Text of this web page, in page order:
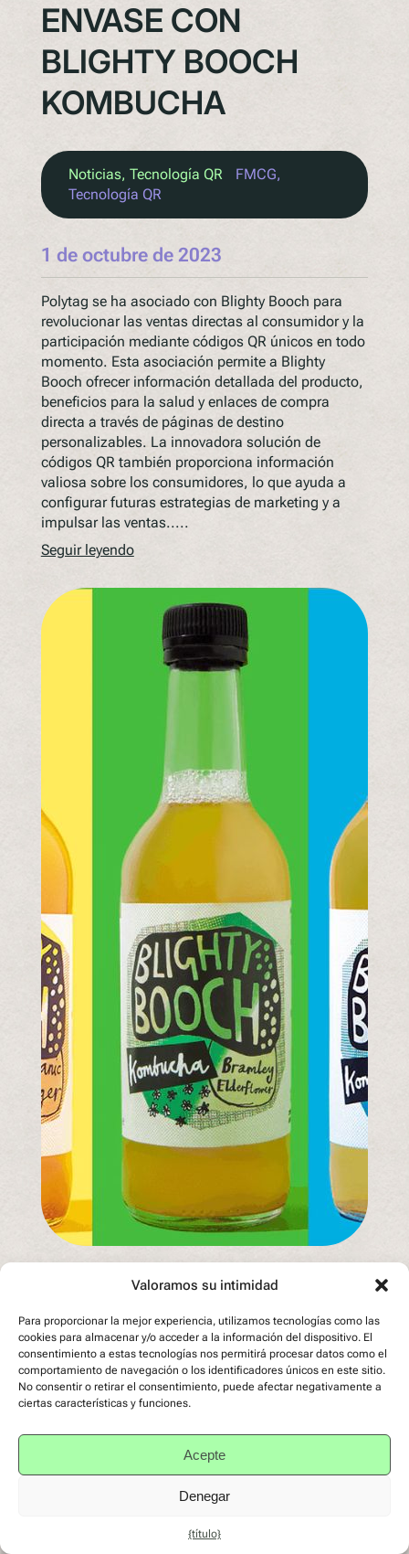
Valoramos su intimidad
Para proporcionar la mejor experiencia, utilizamos tecnologías como las
cookies para almacenar y/o acceder a la información del dispositivo. El
consentimiento a estas tecnologías nos permitirá procesar datos como el
comportamiento de navegación o los identificadores únicos en este sitio.
No consentir o retirar el consentimiento, puede afectar negativamente a
ciertas características y funciones.
Acepte
Denegar
{título}
ENVASE CON
BLIGHTY BOOCH
KOMBUCHA
Noticias, Tecnología QR FMCG
Tecnología QR
1 de octubre de 2023
Polytag se ha asociado con Blighty Booch para
revolucionar las ventas directas al consumidor y la
participación mediante códigos QR únicos en todo
momento. Esta asociación permite a Blighty
Booch ofrecer información detallada del producto,
beneficios para la salud y enlaces de compra
directa a través de páginas de destino
personalizables. La innovadora solución de
códigos QR también proporciona información
valiosa sobre los consumidores, lo que ayuda a
configurar futuras estrategias de marketing y a
impulsar las ventas.....
Seguir leyendo
LA COOPERATIVA
EMPLEA LA
TECNOLOGÍA DE
RECICLAJE DE